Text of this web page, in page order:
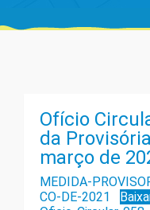
Ofício
da
março de
MEDIDA-
CO-DE-2021